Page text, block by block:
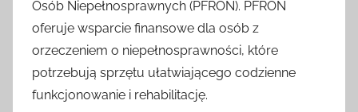
Osób Niepełnosprawnych (PFRON). PFRON
oferuje wsparcie finansowe dla osób z
orzeczeniem o niepełnosprawności, które
potrzebują sprzętu ułatwiającego codzienne
funkcjonowanie i rehabilitację.